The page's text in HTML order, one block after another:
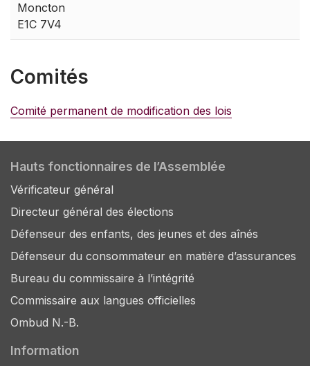
Moncton
E1C 7V4
Comités
Comité permanent de modification des lois
Hauts fonctionnaires de l’Assemblée
Vérificateur général
Directeur général des élections
Défenseur des enfants, des jeunes et des aînés
Défenseur du consommateur en matière d’assurances
Bureau du commissaire à l’intégrité
Commissaire aux langues officielles
Ombud N.-B.
Information